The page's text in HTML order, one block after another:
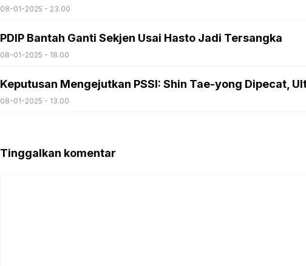
08-01-2025 - 23.00
PDIP Bantah Ganti Sekjen Usai Hasto Jadi Tersangka
08-01-2025 - 18.00
Keputusan Mengejutkan PSSI: Shin Tae-yong Dipecat,
08-01-2025 - 13.00
Tinggalkan komentar